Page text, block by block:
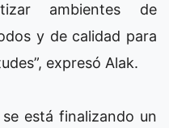
ambientes de
y de calidad para
expresó Alak.
está finalizando un